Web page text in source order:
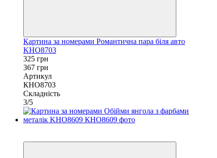
Картина за номерами Романтична пара біля авто
KHO8703
325 грн
367 грн
Артикул
КНО8703
Складність
3/5